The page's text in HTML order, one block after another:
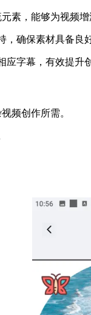
素，能够为视频
确保素材具备良
字幕，有效提升
频创作所需。